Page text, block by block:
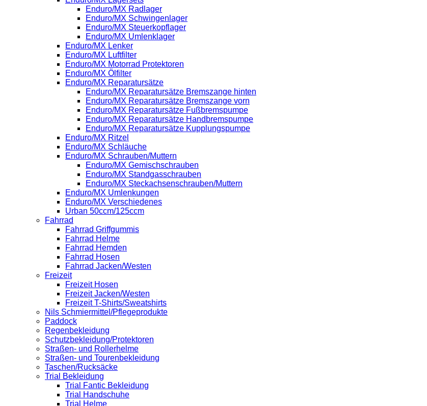
Enduro/MX Radlager
Enduro/MX Schwingenlager
Enduro/MX Steuerkopflager
Enduro/MX Umlenklager
Enduro/MX Lenker
Enduro/MX Luftfilter
Enduro/MX Motorrad Protektoren
Enduro/MX Ölfilter
Enduro/MX Reparatursätze
Enduro/MX Reparatursätze Bremszange hinten
Enduro/MX Reparatursätze Bremszange vorn
Enduro/MX Reparatursätze Fußbremspumpe
Enduro/MX Reparatursätze Handbremspumpe
Enduro/MX Reparatursätze Kupplungspumpe
Enduro/MX Ritzel
Enduro/MX Schläuche
Enduro/MX Schrauben/Muttern
Enduro/MX Gemischschrauben
Enduro/MX Standgasschrauben
Enduro/MX Steckachsenschrauben/Muttern
Enduro/MX Umlenkungen
Enduro/MX Verschiedenes
Urban 50ccm/125ccm
Fahrrad
Fahrrad Griffgummis
Fahrrad Helme
Fahrrad Hemden
Fahrrad Hosen
Fahrrad Jacken/Westen
Freizeit
Freizeit Hosen
Freizeit Jacken/Westen
Freizeit T-Shirts/Sweatshirts
Nils Schmiermittel/Pflegeprodukte
Paddock
Regenbekleidung
Schutzbekleidung/Protektoren
Straßen- und Rollerhelme
Straßen- und Tourenbekleidung
Taschen/Rucksäcke
Trial Bekleidung
Trial Fantic Bekleidung
Trial Handschuhe
Trial Helme